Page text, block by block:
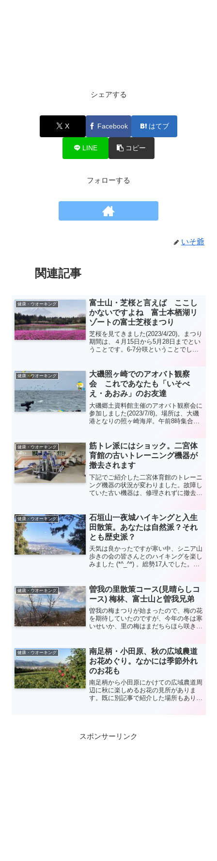
シェアする
X Facebook はてブ
LINE コピー
フォローする
いそ爺
関連記事
健康・ウオーキング
富士山・芝桜と言えば ここし
かないですよね 富士本栖湖リ
ゾートの富士芝桜まつり
芝桜を見てきました(2023/4/20)。まつり
期間は、４月15日から5月28日までとい
うことです。6-7分咲ということでした
いました。入園料は、ネットで前日まで
に前売券を購入すると￥200引きになり
ます。
健康・ウオーキング
大磯照ヶ崎でのアオバト観察
会 これであなたも「いそべ
え・あおみ」のお友達
大磯郷土資料館主催のアオバト観察会に
参加しました(2023/7/8)。場所は、大磯
港となりの照ヶ崎海岸。午前8時集合で
多かったです。多くのアオバトを見るこ
とができ、解説も面白く楽しい観察会で
した(*^_^*)。
健康・ウオーキング
筋トレ派にはショック。二宮体
育館の古いトレーニング機器が
撤去されます
下記でご紹介した二宮体育館のトレーニ
ング機器の状況が変わりました。故障し
ていた古い機器は、修理されずに撤去さ
健康・ウオーキング
石垣山一夜城ハイキングと入生
田散策。あなたは自然派？それ
とも歴史派？
天気は良かったですが寒い中、シニア山
歩きの会の皆さんとのハイキングを楽し
みました (*^_^*) 。総勢17人でした。い
スタートし、石垣山一夜城歴史公園を通
り最後に入生田駅周辺を散策するハイキ
ングコースになります。石垣山までは相
模湾海岸線の見晴らしが素晴らしく、海
が臨めるミカン畑の中を歩きます。自然
派には気持ちの良いコースです。石垣山
場所があったりと歴史好きには良いかも
しれません。
健康・ウオーキング
曽我の里散策コース(見晴らしコ
ース) 梅林、富士山と曽我兄弟
曽我の梅まつりが始まったので、梅の花
を期待していたのですが、今年の冬は寒
いせいか、里の梅はまだちらほら咲きで
健康・ウオーキング
南足柄・小田原、秋の広域農道
お花めぐり。なかには季節外れ
のお花も
南足柄から小田原にかけての広域農道周
辺に秋に楽しめるお花の見所がありま
す。既に別記事で紹介した場所もありま
スポンサーリンク